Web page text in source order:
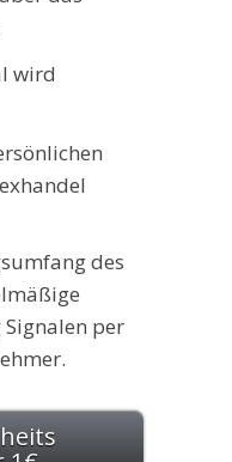
wird
des
per